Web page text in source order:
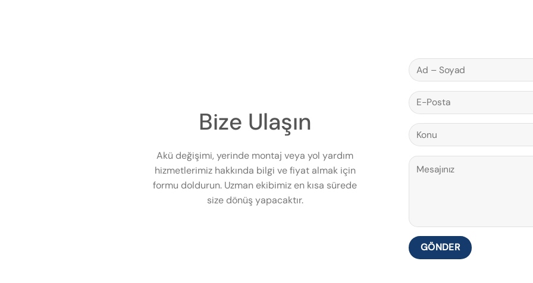
Bize Ulaşın
Akü değişimi, yerinde montaj veya yol yardım
hizmetlerimiz hakkında bilgi ve fiyat almak için
formu doldurun. Uzman ekibimiz en kısa sürede
size dönüş yapacaktır.